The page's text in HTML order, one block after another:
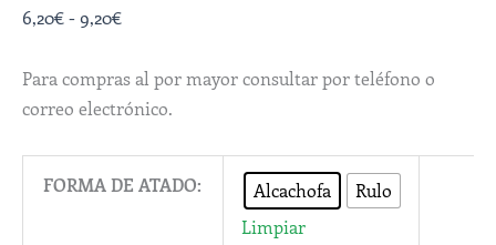
6,20€-9,20€
Para compras al por mayor consultar por teléfono o
correo electrónico.
FORMA DE ATADO: Alcachofa Rulo
Limpiar